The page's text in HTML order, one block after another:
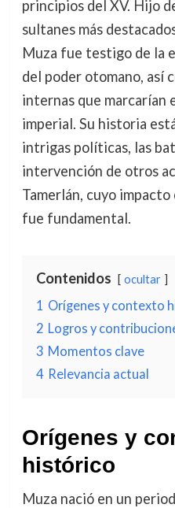
principios del XV. Hijo
sultanes más
Muza fue testigo de la
del poder otomano, así
internas que marcarían
imperial. Su historia
intrigas políticas, las
intervención de otros
Tamerlán, cuyo
fue fundamental.
Contenidos ocultar
1 Orígenes y contexto
2 Logros y
3 Momentos clave
4 Relevancia actual
Orígenes y
histórico
Muza nació en un